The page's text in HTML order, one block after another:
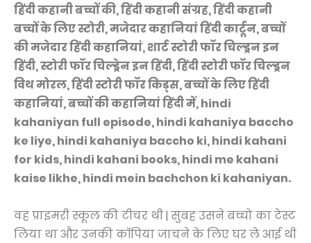
हिंदी कहानी बच्चों की, हिंदी कहानी संग्रह, हिंदी कहानी
बच्चों के लिए स्टोरी, मजेदार कहानियां हिंदी कार्टून, बच्चों
की मजेदार हिंदी कहानियां, शार्ट स्टोरी फॉर चिल्ड्रन इन
हिंदी, स्टोरी फॉर चिल्ड्रेन इन हिंदी, हिंदी स्टोरी फॉर चिल्ड्रन
विथ मोरल, हिंदी स्टोरी फॉर किड्स, बच्चों के लिए हिंदी
कहानियां, बच्चों की कहानियां हिंदी में, hindi
kahaniyan full episode, hindi kahaniya baccho
ke liye, hindi kahaniya baccho ki, hindi kahani
for kids, hindi kahani books, hindi me kahani
kaise likhe, hindi mein bachchon ki kahaniyan.
वह प्राइमरी स्कूल की टीचर थी | सुबह उसने बच्चो का टेस्ट
लिया था और उनकी कॉपिया जाचने के लिए घर ले आई थी